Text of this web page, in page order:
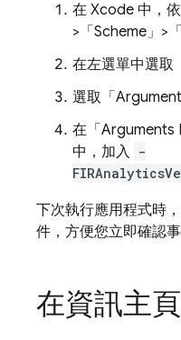
在 Xcode 中，
>「Scheme」>
在左選單中選取
選取「
在「Arguments
中，加入 -
下次執行應用程式時
件，方便您立即確認事
在資訊主